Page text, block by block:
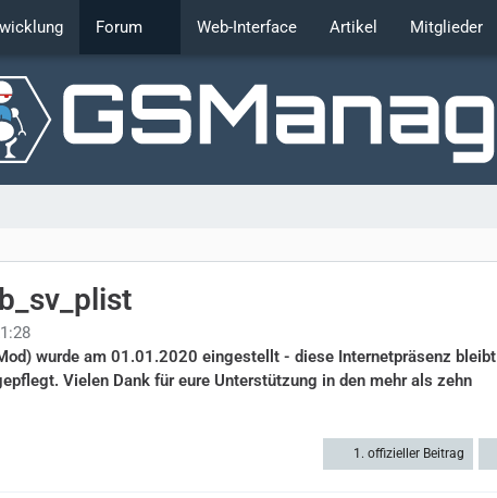
Forum Web-Interface Artikel Mitglieder
wurde am 01.01.2020 eingestellt - diese Internetpräsenz bleibt
Vielen Dank für eure Unterstützung in den mehr als zehn
1. offizieller Beitrag